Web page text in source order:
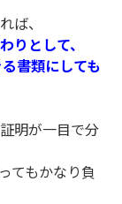
ば、
りとして、
書類にしても
明が一目で分
てもかなり負